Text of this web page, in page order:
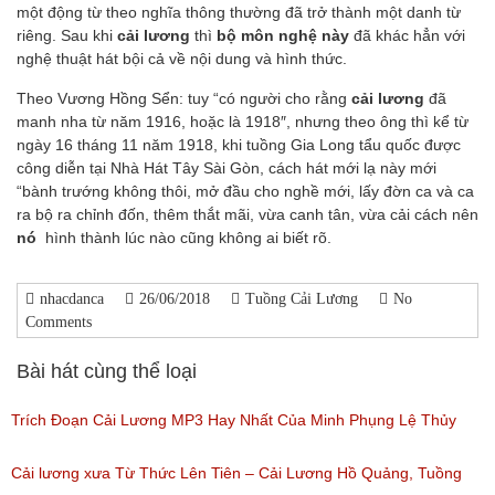
một động từ theo nghĩa thông thường đã trở thành một danh từ
riêng. Sau khi cải lương thì bộ môn nghệ này đã khác hẳn với
nghệ thuật hát bội cả về nội dung và hình thức.
Theo Vương Hồng Sển: tuy “có người cho rằng cải lương đã
manh nha từ năm 1916, hoặc là 1918″, nhưng theo ông thì kể từ
ngày 16 tháng 11 năm 1918, khi tuồng Gia Long tẩu quốc được
công diễn tại Nhà Hát Tây Sài Gòn, cách hát mới lạ này mới
“bành trướng không thôi, mở đầu cho nghề mới, lấy đờn ca và ca
ra bộ ra chỉnh đốn, thêm thắt mãi, vừa canh tân, vừa cải cách nên
nó
hình thành lúc nào cũng không ai biết rõ.
nhacdanca 26/06/2018 Tuồng Cải Lương
No
Comments
Bài hát cùng thể loại
Trích Đoạn Cải Lương MP3 Hay Nhất Của Minh Phụng Lệ Thủy
Phần 1
Cải lương xưa Từ Thức Lên Tiên – Cải Lương Hồ Quảng, Tuồng